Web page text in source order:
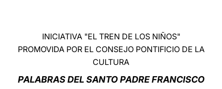
INICIATIVA "EL TREN DE LOS NIÑOS"
PROMOVIDA POR EL CONSEJO PONTIFICIO DE LA
CULTURA
PALABRASDEL SANTO PADRE FRANCISCO